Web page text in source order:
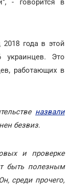
- говорится в
года в этой
украинцев. Это
работающих в
назвали
безвиз.
и проверке
быть полезным
среди прочего,